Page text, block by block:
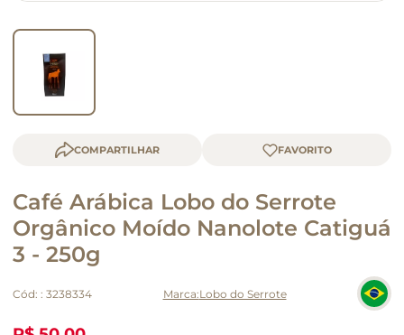
COMPARTILHAR
Café Arábica Lobo do Serrote
Orgânico Moído Nanolote Catiguá
3 - 250g
Cód: : 3238334 Lobo do Serrote